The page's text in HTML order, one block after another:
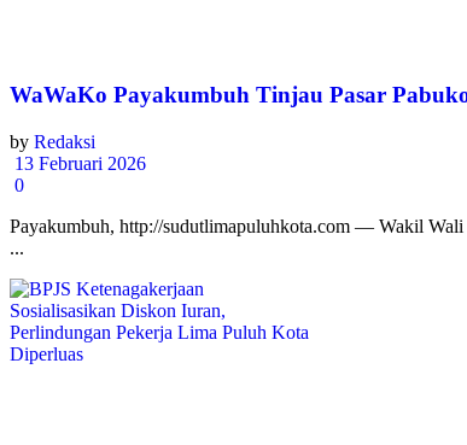
WaWaKo Payakumbuh Tinjau Pasar
by Redaksi
13 Februari 2026
0
Payakumbuh, http://sudutlimapuluhkota.com — Wakil Wali
...